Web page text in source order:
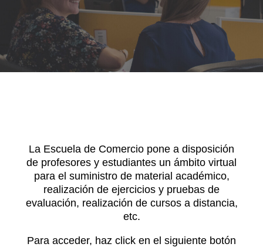
La Escuela de Comercio pone a disposición
de profesores y estudiantes un ámbito virtual
para el suministro de material académico,
realización de ejercicios y pruebas de
evaluación, realización de cursos a distancia,
etc.
Para acceder, haz click en el siguiente botón